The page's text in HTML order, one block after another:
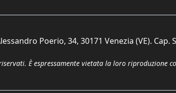
Poerio, 34, 30171 Venezia (VE). Cap.
È espressamente vietata la loro riproduzione